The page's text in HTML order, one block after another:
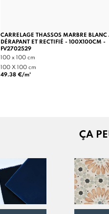
CARRELAGE THASSOS MARBRE
DÉRAPANT ET RECTIFIÉ - 100X100CM -
FV2702529
100 x 100 cm
100 X 100 cm
49.38 €/m²
ÇA